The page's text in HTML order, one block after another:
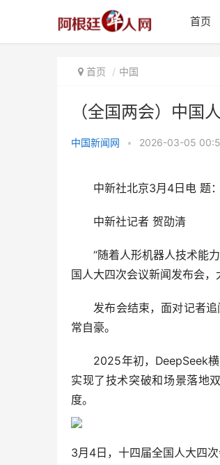
首页
首页 中国
（全国两会）中国
中国新闻网 • 2026-03-05
中新社北京3月4日电 题：
中新社记者 贺劭清
“随着人形机器人技术能力
国人大四次会议新闻发布会，
发布会结束，面对记者追
常自豪。
2025年初，DeepSeek横
实现了技术突破和场景落地
度。
3月4日，十四届全国人大四
奔跑，照见“充满无限可